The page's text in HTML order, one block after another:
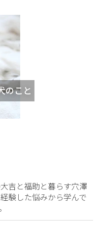
のこと
吉と福助と暮らす穴澤
験した悩みから学んで